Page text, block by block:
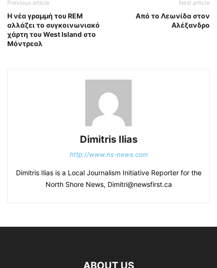
Previous article
Η νέα γραμμή του REM
αλλάζει το συγκοινωνιακό
χάρτη του West Island στο
Μόντρεαλ
Next article
Από το Λεωνίδα στον
Αλέξανδρο
Dimitris Ilias
http://www.ns-news.com
Dimitris Ilias is a Local Journalism Initiative Reporter for the
North Shore News, Dimitri@newsfirst.ca
ABOUT US